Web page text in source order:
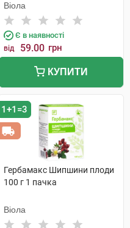
Віола
Є в наявності
від 59.00 грн
КУПИТИ
1+1=3
Гербамакс Шипшини плоди
100 г 1 пачка
Віола